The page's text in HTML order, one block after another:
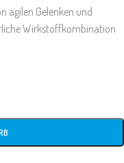
agilen Gelenken und
Wirkstoffkombination